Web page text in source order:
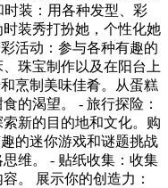
装：用各种发型、彩
装秀打扮她，个性化她
活动：参与各种有趣的
珠宝制作以及在阳台上
烹制美味佳肴。从蛋糕
的渴望。 - 旅行探险：
新的目的地和文化。购
的迷你游戏和谜题挑战
维。 - 贴纸收集：收集
。 展示你的创造力：